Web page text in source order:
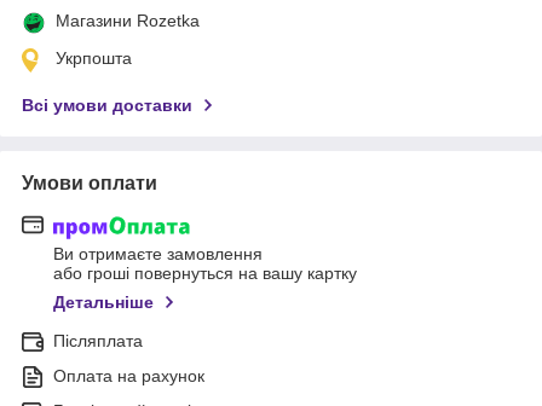
Магазини Rozetka
Укрпошта
Всі умови доставки
Умови оплати
Ви отримаєте замовлення
або гроші повернуться на вашу картку
Детальніше
Післяплата
Оплата на рахунок